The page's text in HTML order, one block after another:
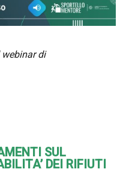
di
SUL
DEI RIFIUTI